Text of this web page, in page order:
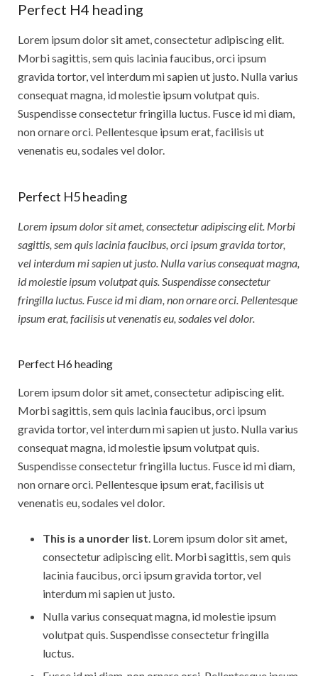
Perfect H4 heading
Lorem ipsum dolor sit amet, consectetur adipiscing elit.
Morbi sagittis, sem quis lacinia faucibus, orci ipsum
gravida tortor, vel interdum mi sapien ut justo. Nulla varius
consequat magna, id molestie ipsum volutpat quis.
Suspendisse consectetur fringilla luctus. Fusce id mi diam,
non ornare orci. Pellentesque ipsum erat, facilisis ut
venenatis eu, sodales vel dolor.
Perfect H5 heading
Lorem ipsum dolor sit amet, consectetur adipiscing elit. Morbi
sagittis, sem quis lacinia faucibus, orci ipsum gravida tortor,
vel interdum mi sapien ut justo. Nulla varius consequat magna,
id molestie ipsum volutpat quis. Suspendisse consectetur
fringilla luctus. Fusce id mi diam, non ornare orci. Pellentesque
ipsum erat, facilisis ut venenatis eu, sodales vel dolor.
Perfect H6 heading
Lorem ipsum dolor sit amet, consectetur adipiscing elit.
Morbi sagittis, sem quis lacinia faucibus, orci ipsum
gravida tortor, vel interdum mi sapien ut justo. Nulla varius
consequat magna, id molestie ipsum volutpat quis.
Suspendisse consectetur fringilla luctus. Fusce id mi diam,
non ornare orci. Pellentesque ipsum erat, facilisis ut
venenatis eu, sodales vel dolor.
This is a unorder list. Lorem ipsum dolor sit amet,
consectetur adipiscing elit. Morbi sagittis, sem quis
lacinia faucibus, orci ipsum gravida tortor, vel
interdum mi sapien ut justo.
Nulla varius consequat magna, id molestie ipsum
volutpat quis. Suspendisse consectetur fringilla
luctus.